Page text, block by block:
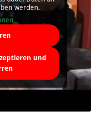
werden.
und